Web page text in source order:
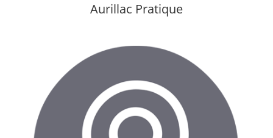
Aurillac Pratique